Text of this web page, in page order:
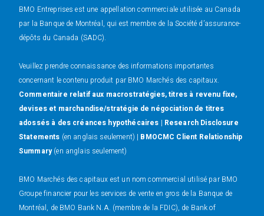
BMO Entreprises est une appellation commerciale utilisée au Canada
par la Banque de Montréal, qui est membre de la Société d’assurance-
dépôts du Canada (SADC).
Veuillez prendre connaissance des informations importantes
concernant le contenu produit par BMO Marchés des capitaux.
Commentaire relatif aux macrostratégies, titres à revenu fixe,
devises et marchandise/stratégie de négociation de titres
adossés à des créances hypothécaires | Research Disclosure
Statements (en anglais seulement) | BMOCMC Client Relationship
Summary(en anglais seulement)
BMO Marchés des capitaux est un nom commercial utilisé par BMO
Groupe financier pour les services de vente en gros de la Banque de
Montréal, de BMO Bank N.A. (membre de la FDIC), de Bank of